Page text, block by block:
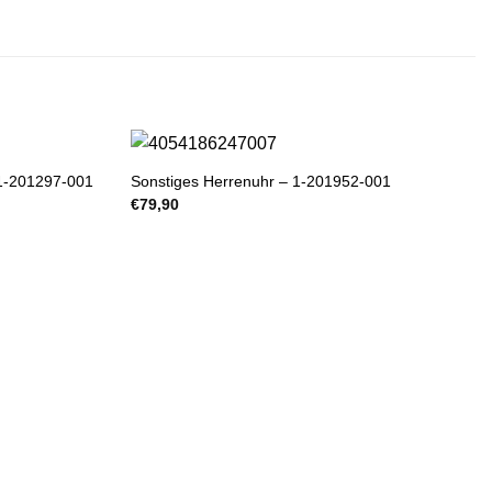
201297-001
Sonstiges Herrenuhr – 1-201952-001
€79,90